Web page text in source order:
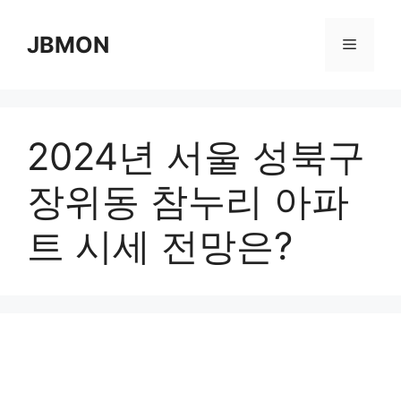
contentJBMON Menu
2024년 서울 성북구
장위동 참누리 아파
트 시세 전망은?